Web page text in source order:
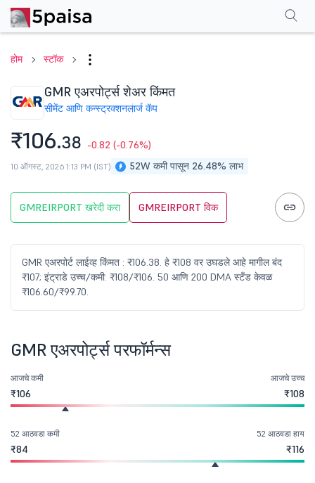
होम स्टॉक
GMR एअरपोर्ट्स शेअर किंमत
सीमेंट आणि कन्स्ट्रक्शनलार्ज कॅप
₹106.38 -0.82 (-0.76%)
52W कमी पासून 26.48% लाभ
10 ऑगस्ट, 2026 1:13 PM (IST)
GMREIRPORT खरेदी करा GMREIRPORT विक
GMR एअरपोर्ट लाईव्ह किंमत : ₹106.38. हे ₹108 वर उघडले आहे मागील बंद
₹107; इंट्राडे उच्च/कमी: ₹108/₹106. 50 आणि 200 DMA स्टँड केवळ
₹106.60/₹99.70.
परफॉर्मन्सफायनान्शियल्स अधिक
GMR एअरपोर्ट्स परफॉर्मन्स
आजचे कमी
₹106
आजचे उच्च
₹108
52 आठवडा कमी
₹84
52 आठवडा हाय
₹116